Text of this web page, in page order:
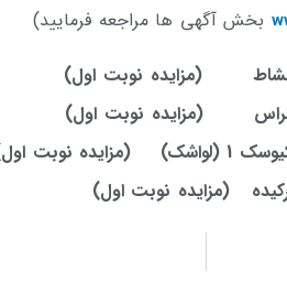
بخش آگهی ها مراجعه فرمایید)
نشاط (مزایده نوبت اول)
تراس (مزایده نوبت اول)
اول)
(مزایده نوبت اول)